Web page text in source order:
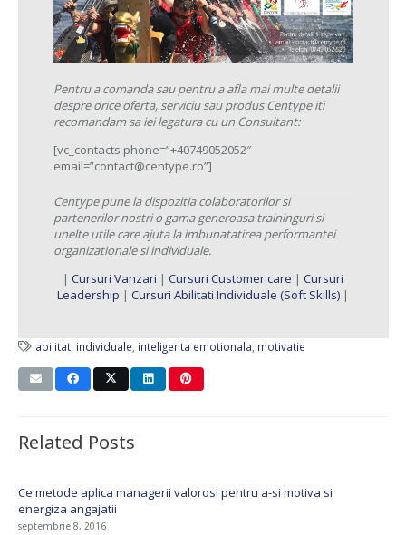
Pentru a comanda sau pentru a afla mai multe detalii
despre orice oferta, serviciu sau produs Centype iti
recomandam sa iei legatura cu un Consultant:
[vc_contacts phone=”+40749052052″
email=”contact@centype.ro”]
Centype pune la dispozitia colaboratorilor si
partenerilor nostri o gama generoasa traininguri si
unelte utile care ajuta la imbunatatirea performantei
organizationale si individuale.
| Cursuri Vanzari | Cursuri Customer care | Cursuri
Leadership | Cursuri Abilitati Individuale (Soft Skills) |
abilitati individuale inteligenta emotionala motivatie
Related Posts
Ce metode aplica managerii valorosi pentru a-si motiva si
energiza angajatii
septembrie 8, 2016